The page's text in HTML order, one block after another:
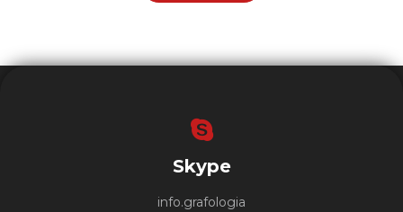
Skype
info.grafologia